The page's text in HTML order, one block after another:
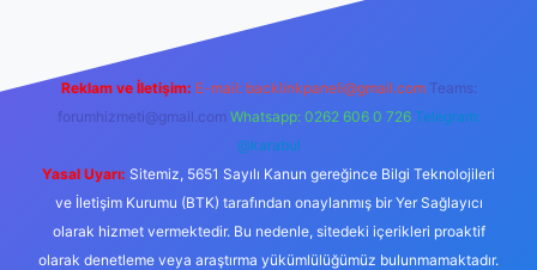
Reklam ve İletişim: E-mail: backlinkpaneli@gmail.com Teams:
forumhizmeti@gmail.com Whatsapp: 0262 606 0 726 Telegram:
@karabul
Yasal Uyarı: Sitemiz, 5651 Sayılı Kanun gereğince Bilgi Teknolojileri
ve İletişim Kurumu (BTK) tarafından onaylanmış bir Yer Sağlayıcı
olarak hizmet vermektedir. Bu nedenle, sitedeki içerikleri proaktif
olarak denetleme veya araştırma yükümlülüğümüz bulunmamaktadır.